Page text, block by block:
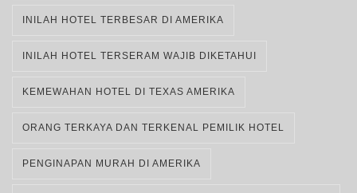
INILAH HOTEL TERBESAR DI AMERIKA
INILAH HOTEL TERSERAM WAJIB DIKETAHUI
KEMEWAHAN HOTEL DI TEXAS AMERIKA
ORANG TERKAYA DAN TERKENAL PEMILIK HOTEL
PENGINAPAN MURAH DI AMERIKA